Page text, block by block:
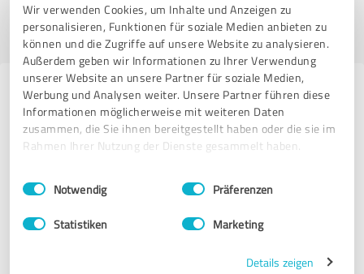
Wir verwenden Cookies, um Inhalte und Anzeigen zu
personalisieren, Funktionen für soziale Medien anbieten zu
können und die Zugriffe auf unsere Website zu analysieren.
Außerdem geben wir Informationen zu Ihrer Verwendung
unserer Website an unsere Partner für soziale Medien,
Werbung und Analysen weiter. Unsere Partner führen diese
Informationen möglicherweise mit weiteren Daten
zusammen, die Sie ihnen bereitgestellt haben oder die sie im
Rahmen Ihrer Nutzung der Dienste gesammelt haben.
Impressum Datenschutzbestimmungen
Einwilligungsauswahl
Notwendig Präferenzen
Statistiken Marketing
Details zeigen
Profil aktiv seit 20.11.2021 |Letzte Aktualisierung: 20.11.2021|Profil
melden
Erfahrungen zu weiteren
Anbietern aus dem Bereich
Betreuungs- und